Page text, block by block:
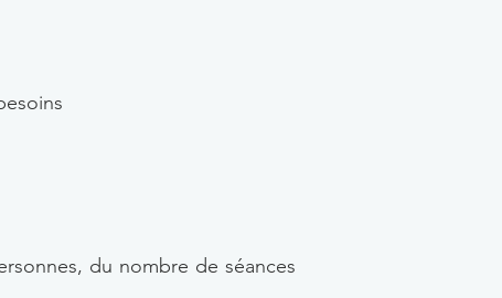
du nombre de séances